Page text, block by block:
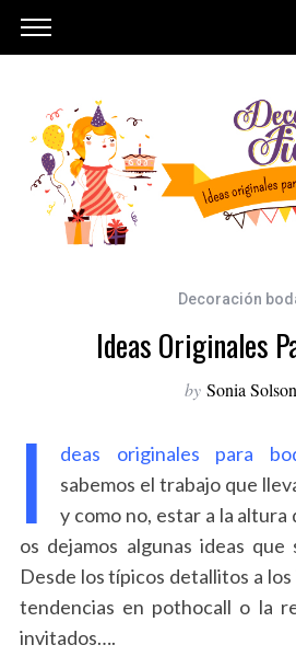
Decoración
Ideas Originales
by Sonia
I deas originales para
sabemos el trabajo que
y como no, estar a la
os dejamos algunas ideas
Desde los típicos detallitos a
tendencias en pothocall o la
invitados….